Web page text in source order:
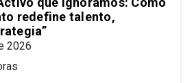
redefine talento,
2026